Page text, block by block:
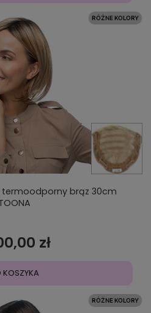
brąz 30cm
zł
KOSZYKA